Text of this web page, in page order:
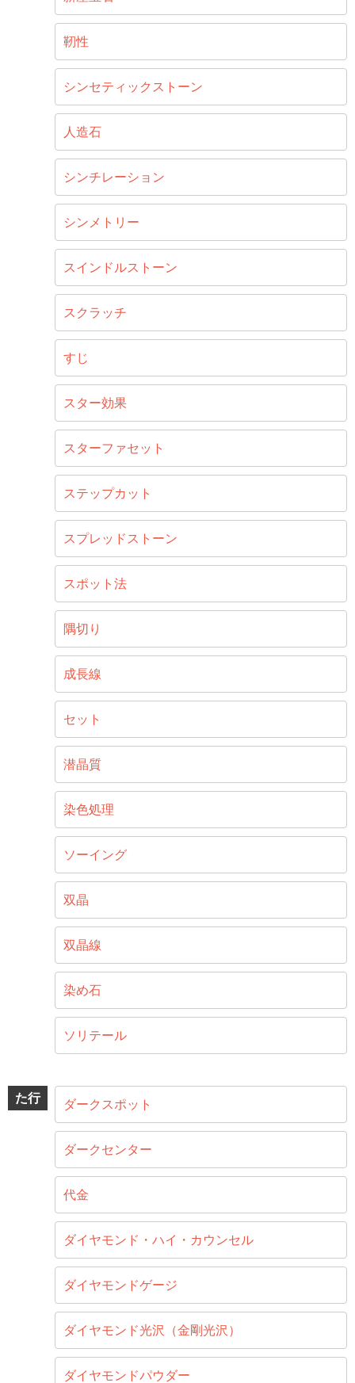
靭性
シンセティックストーン
人造石
シンチレーション
シンメトリー
スインドルストーン
スクラッチ
すじ
スター効果
スターファセット
ステップカット
スプレッドストーン
スポット法
隅切り
成長線
セット
潜晶質
染色処理
ソーイング
双晶
双晶線
染め石
ソリテール
た行 ダークスポット
ダークセンター
代金
ダイヤモンド・ハイ・カウンセル
ダイヤモンドゲージ
ダイヤモンド光沢（金剛光沢）
ダイヤモンドパウダー